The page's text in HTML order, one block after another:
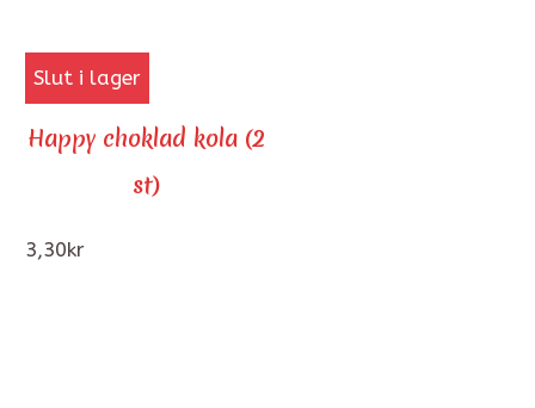
Slut i lager
Happy choklad kola (2
st)
3,30kr